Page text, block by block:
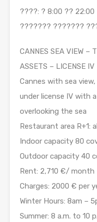
????: ? 8:00 ?? 22:00
??????? ???????
CANNES SEA VIEW –
ASSETS – LICENSE IV
Cannes with sea
under license IV with
overlooking the sea
Restaurant area R+1:
Indoor capacity 80
Outdoor capacity 40
Rent: 2,710 €/ month
Charges: 2000 € per
Winter Hours: 8am –
Summer: 8 a.m. to 10